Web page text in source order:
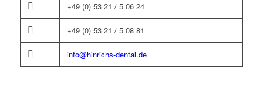
+49 (0) 53 21 / 5 06 24
+49 (0) 53 21 / 5 08 81
info@hinrichs-dental.de